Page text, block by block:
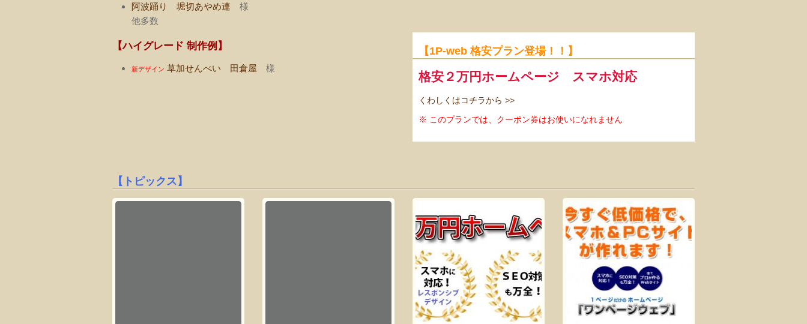
阿波踊り 堀切あやめ連 様
他多数
【ハイグレード 制作例】
新デザイン 草加せんべい 田倉屋 様
【1P-web 格安プラン登場！！】
格安２万円ホームページ スマホ対応
くわしくはコチラから >>
※ このプランでは、クーポン券はお使いになれません
【トピックス】